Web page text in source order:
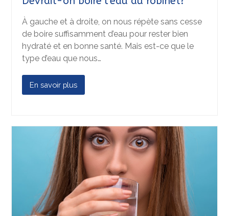
À gauche et à droite, on nous répète sans cesse
de boire suffisamment d’eau pour rester bien
hydraté et en bonne santé. Mais est-ce que le
type d’eau que nous…
En savoir plus